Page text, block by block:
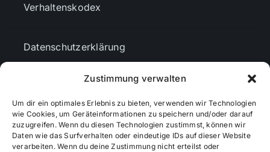
Zustimmung verwalten
Um dir ein optimales Erlebnis zu bieten, verwenden wir Technologien
wie Cookies, um Geräteinformationen zu speichern und/oder darauf
zuzugreifen. Wenn du diesen Technologien zustimmst, können wir
Daten wie das Surfverhalten oder eindeutige IDs auf dieser Website
verarbeiten. Wenn du deine Zustimmung nicht erteilst oder
Verhaltenskodex
Datenschutzerklärung
Cookie-Richtlinie (EU)